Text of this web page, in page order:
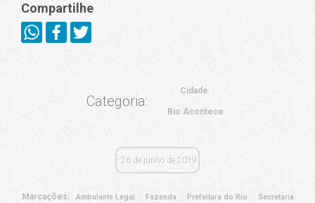
Compartilhe
Categoria:
Cidade
Rio Acontece
26 de junho de 2019
Marcações: Ambulante Legal Fazenda Prefeitura do Rio
Secretaria